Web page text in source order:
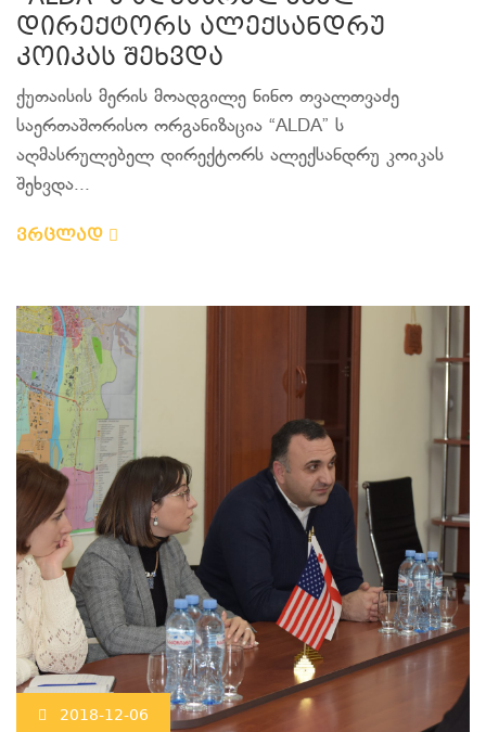
დირექტორს ალექსანდრუ
კოიკას შეხვდა
ქუთაისის მერის მოადგილე ნინო თვალთვაძე
საერთაშორისო ორგანიზაცია “ALDA” ს
აღმასრულებელ დირექტორს ალექსანდრუ კოიკას
შეხვდა...
ვრცლად
2018-12-06